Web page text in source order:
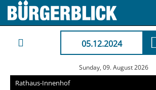
05.12.2024
Sunday, 09. August 2026
Rathaus-Innenhof